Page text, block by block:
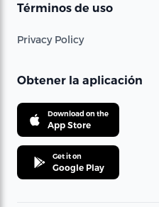
Términos de uso
Privacy Policy
Obtener la aplicación
Download on the
App Store
Get it on
Google Play